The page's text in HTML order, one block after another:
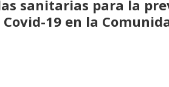
sanitarias para la
19 en la